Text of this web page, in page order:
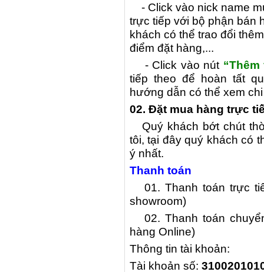
- Click vào nick name
trực tiếp với bộ phận bán
khách có thể trao đổi
điểm đặt hàng,...
- Click vào nút
tiếp theo để hoàn tất
hướng dẫn có thể xem
02. Đặt mua hàng trực
Quý khách bớt chút
tôi, tại đây quý khách có
ý nhất.
Thanh toán
01. Thanh toán trực
showroom)
02. Thanh toán
hàng Online)
Thông tin tài khoản:
Tài khoản số: